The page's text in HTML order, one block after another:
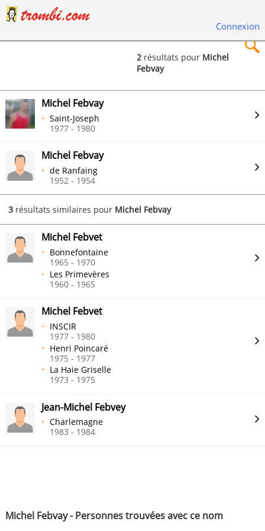
Connexion
Rechercher
2résultats pour Michel
Febvay
Michel Febvay - Personnes trouvées avec ce nom
Michel Febvay
Saint-Joseph
1977 - 1980
Michel Febvay
de Ranfaing
1952 - 1954
3 résultats similaires pour Michel Febvay
Michel Febvet
Bonnefontaine
1965 - 1970
Les Primevères
1960 - 1965
Michel Febvet
INSCIR
1977 - 1980
Henri Poincaré
1975 - 1977
La Haie Griselle
1973 - 1975
Jean-Michel Febvey
Charlemagne
1983 - 1984